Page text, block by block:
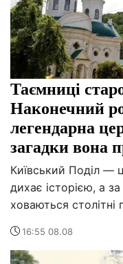
Таємниці
Наконечний
легендарна
загадки вона
Київський Поділ —
дихає історією, а
ховаються столітні
16:55 08.08